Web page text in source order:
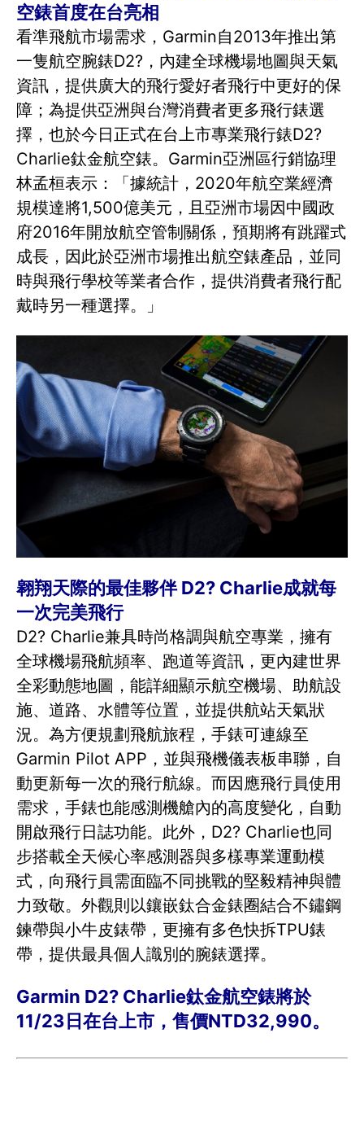
空錶首度在台亮相
看準飛航市場需求，Garmin自2013年推出第
一隻航空腕錶D2?，內建全球機場地圖與天氣
資訊，提供廣大的飛行愛好者飛行中更好的保
障；為提供亞洲與台灣消費者更多飛行錶選
擇，也於今日正式在台上市專業飛行錶D2?
Charlie鈦金航空錶。Garmin亞洲區行銷協理
林孟桓表示：「據統計，2020年航空業經濟
規模達將1,500億美元，且亞洲市場因中國政
府2016年開放航空管制關係，預期將有跳躍式
成長，因此於亞洲市場推出航空錶產品，並同
時與飛行學校等業者合作，提供消費者飛行配
戴時另一種選擇。」
翱翔天際的最佳夥伴 D2? Charlie成就每
一次完美飛行
D2? Charlie兼具時尚格調與航空專業，擁有
全球機場飛航頻率、跑道等資訊，更內建世界
全彩動態地圖，能詳細顯示航空機場、助航設
施、道路、水體等位置，並提供航站天氣狀
況。為方便規劃飛航旅程，手錶可連線至
Garmin Pilot APP，並與飛機儀表板串聯，自
動更新每一次的飛行航線。而因應飛行員使用
需求，手錶也能感測機艙內的高度變化，自動
開啟飛行日誌功能。此外，D2? Charlie也同
步搭載全天候心率感測器與多樣專業運動模
式，向飛行員需面臨不同挑戰的堅毅精神與體
力致敬。外觀則以鑲嵌鈦合金錶圈結合不鏽鋼
鍊帶與小牛皮錶帶，更擁有多色快拆TPU錶
帶，提供最具個人識別的腕錶選擇。
Garmin D2? Charlie鈦金航空錶將於
11/23日在台上市，售價NTD32,990。